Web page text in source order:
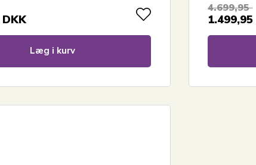
DKK
Læg i kurv
4.699,95
1.499,95